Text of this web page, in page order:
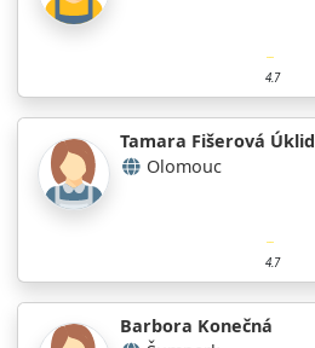
4.7
Tamara Fišerová Úklid
Olomouc
4.7
Barbora Konečná